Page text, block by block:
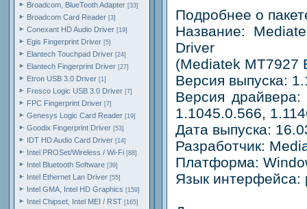
Broadcom, BlueTooth Adapter [33]
Broadcom Card Reader [3]
Conexant HD Audio Driver [19]
Egis Fingerprint Driver [5]
Elantech Touchpad Driver [24]
Elantech Fingerprint Driver [27]
Etron USB 3.0 Driver [1]
Fresco Logic USB 3.0 Driver [7]
FPC Fingerprint Driver [7]
Genesys Logic Card Reader [19]
Goodix Fingerprint Driver [53]
IDT HD Audio Card Driver [14]
Intel PROSet/Wireless / Wi-Fi [88]
Intel Bluetooth Software [39]
Intel Ethernet Lan Driver [55]
Intel GMA, Intel HD Graphics [159]
Intel Chipset, Intel MEI / RST [165]
Подробнее о
Название:
Driver
(Mediatek MT7927
Версия выпуска:
Версия
1.1045.0.566,
Дата выпуска:
Разработчик:
Платформа:
Язык интерфейса: